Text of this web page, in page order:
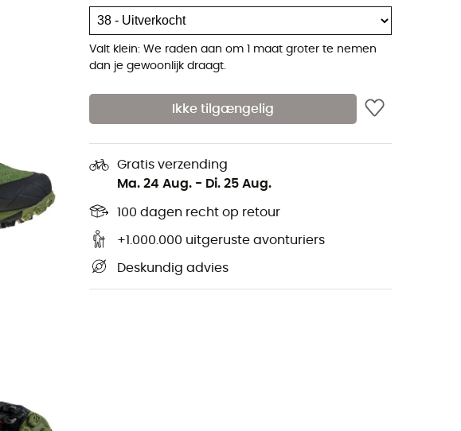
Valt klein: We raden aan om 1 maat groter te nemen
dan je gewoonlijk draagt.
Ikke tilgængelig
Gratis verzending
Ma. 24 Aug. - Di. 25 Aug.
100 dagen recht op retour
+1.000.000 uitgeruste avonturiers
Deskundig advies